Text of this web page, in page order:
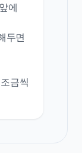
에
두면
금씩